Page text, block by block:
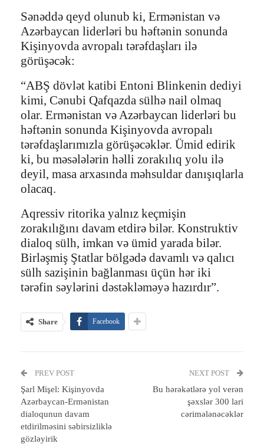
Sənəddə qeyd olunub ki, Ermənistan və
Azərbaycan liderləri bu həftənin sonunda
Kişinyovda avropalı tərəfdaşları ilə
görüşəcək:
“ABŞ dövlət katibi Entoni Blinkenin dediyi
kimi, Cənubi Qafqazda sülhə nail olmaq
olar. Ermənistan və Azərbaycan liderləri bu
həftənin sonunda Kişinyovda avropalı
tərəfdaşlarımızla görüşəcəklər. Ümid edirik
ki, bu məsələlərin həlli zorakılıq yolu ilə
deyil, masa arxasında məhsuldar danışıqlarla
olacaq.
Aqressiv ritorika yalnız keçmişin
zorakılığını davam etdirə bilər. Konstruktiv
dialoq sülh, imkan və ümid yarada bilər.
Birləşmiş Ştatlar bölgədə davamlı və qalıcı
sülh sazişinin bağlanması üçün hər iki
tərəfin səylərini dəstəkləməyə hazırdır”.
Share Facebook
PREV POST
Şarl Mişel: Kişinyovda
Azərbaycan-Ermənistan
dialoqunun davam
etdirilməsini səbirsizliklə
gözləyirik
NEXT POST
Bu hərəkətlərə yol verən
şəxslər 300 lari
cərimələnəcəklər